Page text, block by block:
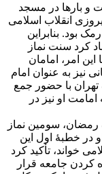
و بارها در مسجد
انقلاب اسلامی
بود. بنابراین
کرد سنت نماز
امر، امامان
نیز به عنوان امام
تهران با حضور جمع
او نیز در
ماه رمضان، سومین نماز
در خطبۀ اول این
خواند، تأکید کرد
کردن جامعه قرار